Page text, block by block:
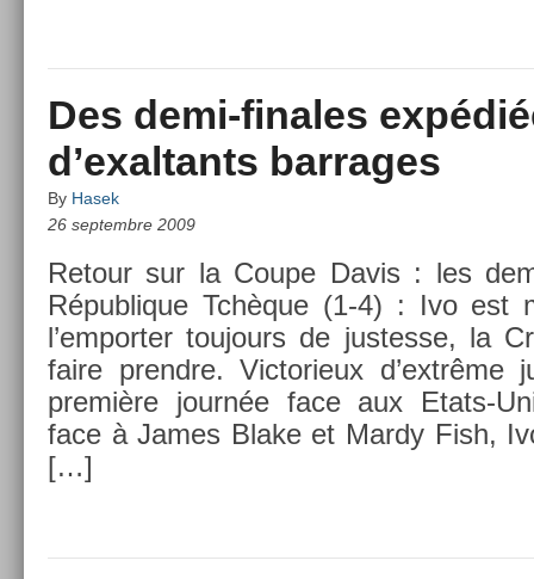
Des demi-finales
d’exaltants barrages
By Hasek
26 septembre 2009
Re­tour sur la Coupe Davis : les
Répub­lique Tchèque (1-4) : Ivo est
l’em­port­er toujours de just­es­se, la
faire pre­ndre. Vic­torieux d’extrême
première journée face aux Etats-
face à James Blake et Mardy Fish,
[…]